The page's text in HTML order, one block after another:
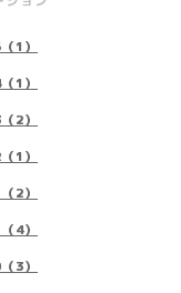
1）
1）
2）
1）
2）
4）
3）